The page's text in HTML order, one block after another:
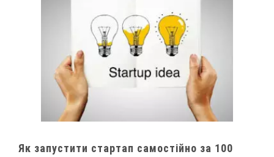
Як запустити стартап самостійно за 100